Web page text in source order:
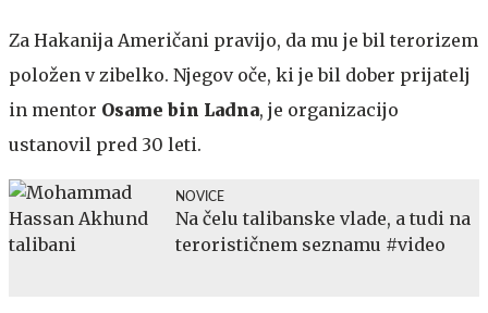
Za Hakanija Američani pravijo, da mu je bil terorizem
položen v zibelko. Njegov oče, ki je bil dober prijatelj
in mentor Osame bin Ladna, je organizacijo
ustanovil pred 30 leti.
NOVICE
Na čelu talibanske vlade, a tudi na
terorističnem seznamu #video